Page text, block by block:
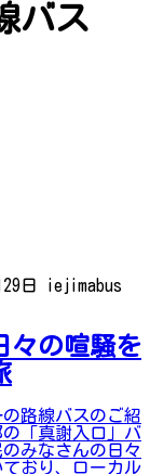
バス
日
iejimabus
の喧騒を
路線バスのご紹
「真謝入口」バ
みなさんの日々
おり、ローカル